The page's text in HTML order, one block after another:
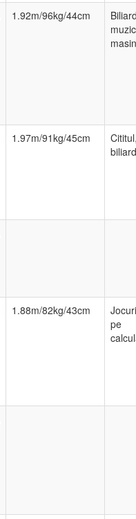
1.92m/96kg/44cm
1.97m/91kg/45cm
1.88m/82kg/43cm
pe